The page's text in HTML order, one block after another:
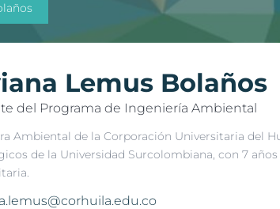
Lemus Bolaños
del Programa de Ingeniería Ambiental
Ambiental de la Corporación Universitaria del
de la Universidad Surcolombiana, con 7